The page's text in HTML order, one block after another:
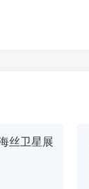
丝卫星展